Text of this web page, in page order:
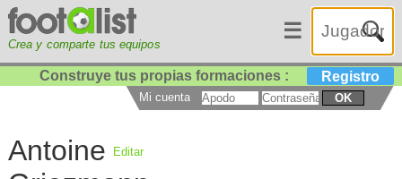
Crea y comparte tus equipos
☰
Construye tus propias formaciones : Registro
Mi cuenta OK
Antoine
Editar